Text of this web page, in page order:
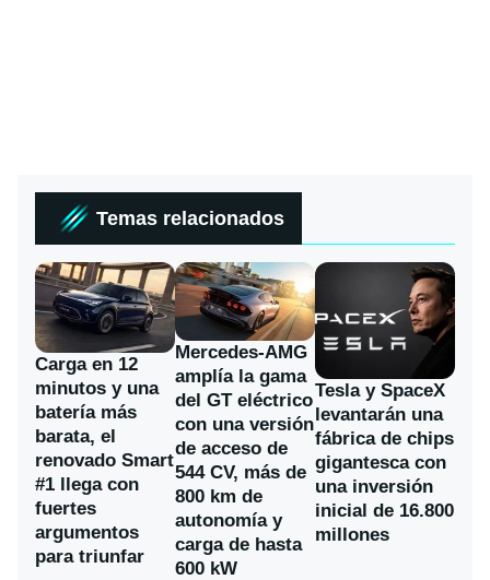
Temas relacionados
Carga en 12
minutos y una
batería más
barata, el
renovado Smart
#1 llega con
fuertes
argumentos
para triunfar
Mercedes-AMG
amplía la gama
del GT eléctrico
con una versión
de acceso de
544 CV, más de
800 km de
autonomía y
carga de hasta
600 kW
Tesla y SpaceX
levantarán una
fábrica de chips
gigantesca con
una inversión
inicial de 16.800
millones